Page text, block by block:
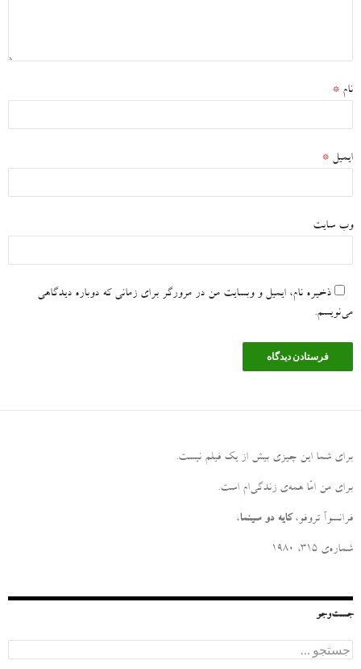
نام *
ایمیل *
وب‌ سایت
ذخیره نام، ایمیل و وبسایت من در مرورگر برای زمانی که دوباره دیدگاهی
می‌نویسم.
برای شما این چیزی بیش از یک فیلم نیست.
برای من امّا همه‌ی زندگی‌ام است.
فرانسوآ تروفو، کایه دو سینما،
شماره‌ی ۳۱۵، ۱۹۸۰
جست‌وجو
ج
س